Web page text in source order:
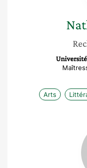
Arts